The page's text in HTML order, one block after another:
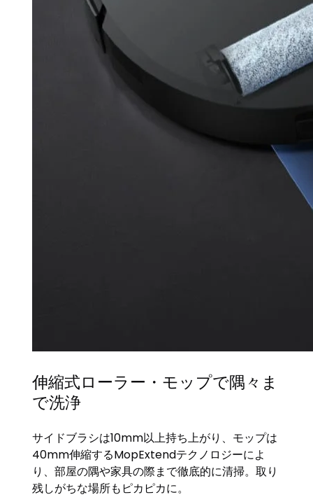
伸縮式ローラー・モップで隅々ま
で洗浄
サイドブラシは10mm以上持ち上がり、モップは
40mm伸縮するMopExtendテクノロジーによ
り、部屋の隅や家具の際まで徹底的に清掃。取り
残しがちな場所もピカピカに。